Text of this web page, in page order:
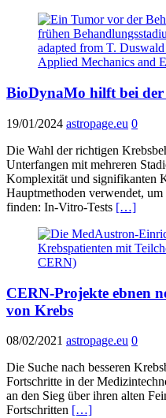
BioDynaMo hilft bei
19/01/2024 astropage.eu 0
Die Wahl der richtigen
Unterfangen mit mehreren
Komplexität und signifikanten
Hauptmethoden verwendet,
finden: In-Vitro-Tests […]
CERN-Projekte ebnen
von Krebs
08/02/2021 astropage.eu 0
Die Suche nach besseren
Fortschritte in der
an den Sieg über ihren alten
Fortschritten […]